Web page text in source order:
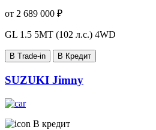
от 2 689 000 ₽
GL 1.5 5MT (102 л.с.) 4WD
В Trade-in В Кредит
SUZUKI Jimny
В кредит